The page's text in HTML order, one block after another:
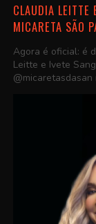
CLAUDIA LEITTE
MICARETA SÃO
Agora é oficial: é
Leitte e Ivete
@micaretasdasan